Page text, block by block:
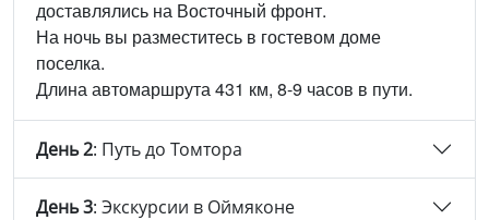
доставлялись на Восточный фронт.
На ночь вы разместитесь в гостевом доме
поселка.
Длина автомаршрута 431 км, 8-9 часов в пути.
День 2: Путь до Томтора
День 3: Экскурсии в Оймяконе